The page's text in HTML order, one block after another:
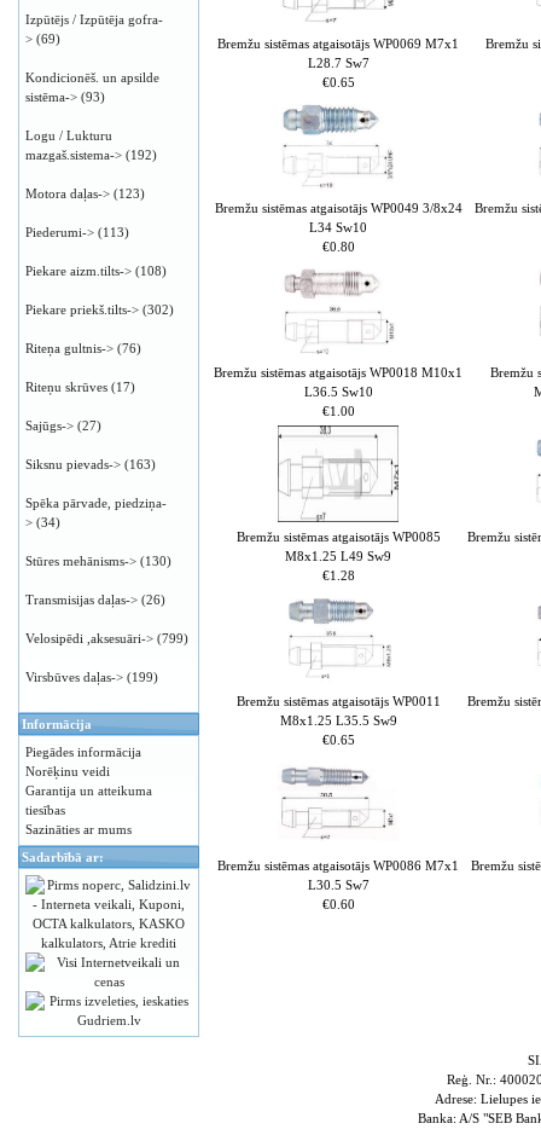
Bremžu sistēmas atgaisotājs WP0069 M7x1
L28.7 Sw7
€0.65
Bremžu
Bremžu sistēmas atgaisotājs WP0049 3/8x24
L34 Sw10
€0.80
Bremžu
Bremžu sistēmas atgaisotājs WP0018 M10x1
L36.5 Sw10
€1.00
Bremžu
Bremžu sistēmas atgaisotājs WP0085
M8x1.25 L49 Sw9
€1.28
Bremžu
Bremžu sistēmas atgaisotājs WP0011
M8x1.25 L35.5 Sw9
€0.65
Bremžu
Bremžu sistēmas atgaisotājs WP0086 M7x1
L30.5 Sw7
€0.60
Bremžu
Izpūtējs / Izpūtēja gofra-
> (69)
Kondicionēš. un apsilde
sistēma-> (93)
Logu / Lukturu
mazgaš.sistema-> (192)
Motora daļas-> (123)
Piederumi-> (113)
Piekare aizm.tilts-> (108)
Piekare priekš.tilts-> (302)
Riteņa gultnis-> (76)
Riteņu skrūves (17)
Sajūgs-> (27)
Siksnu pievads-> (163)
Spēka pārvade, piedziņa-
> (34)
Stūres mehānisms-> (130)
Transmisijas daļas-> (26)
Velosipēdi ,aksesuāri-> (799)
Virsbūves daļas-> (199)
Informācija
Piegādes informācija
Norēķinu veidi
Garantija un atteikuma
tiesības
Sazināties ar mums
Sadarbībā ar:
Reģ. Nr.:
Adrese: Lielupes
Banka: A/S "SEB